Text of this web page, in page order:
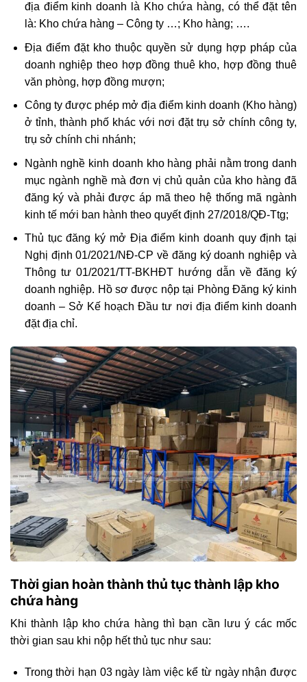
địa điểm kinh doanh là Kho chứa hàng, có thể đặt tên
là: Kho chứa hàng – Công ty …; Kho hàng; ….
Địa điểm đặt kho thuộc quyền sử dụng hợp pháp của
doanh nghiệp theo hợp đồng thuê kho, hợp đồng thuê
văn phòng, hợp đồng mượn;
Công ty được phép mở địa điểm kinh doanh (Kho hàng)
ở tỉnh, thành phố khác với nơi đặt trụ sở chính công ty,
trụ sở chính chi nhánh;
Ngành nghề kinh doanh kho hàng phải nằm trong danh
mục ngành nghề mà đơn vị chủ quản của kho hàng đã
đăng ký và phải được áp mã theo hệ thống mã ngành
kinh tế mới ban hành theo quyết định 27/2018/QĐ-Ttg;
Thủ tục đăng ký mở Địa điểm kinh doanh quy định tại
Nghị định 01/2021/NĐ-CP về đăng ký doanh nghiệp và
Thông tư 01/2021/TT-BKHĐT hướng dẫn về đăng ký
doanh nghiệp. Hồ sơ được nộp tại Phòng Đăng ký kinh
doanh – Sở Kế hoạch Đầu tư nơi địa điểm kinh doanh
đặt địa chỉ.
Thời gian hoàn thành thủ tục thành lập kho
chứa hàng
Khi thành lập kho chứa hàng thì bạn cần lưu ý các mốc
thời gian sau khi nộp hết thủ tục như sau:
Trong thời hạn 03 ngày làm việc kể từ ngày nhận được